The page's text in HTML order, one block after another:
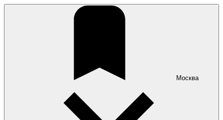
Москва